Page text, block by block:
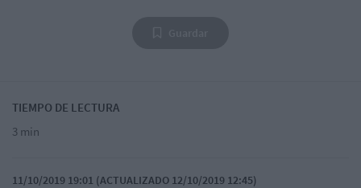
TIEMPO DE LECTURA
3 min
11/10/2019 19:01 (ACTUALIZADO 12/10/2019 12:45)